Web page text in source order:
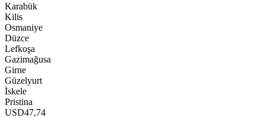
Karabük
Kilis
Osmaniye
Düzce
Lefkoşa
Gazimağusa
Girne
Güzelyurt
İskele
Pristina
USD47,74